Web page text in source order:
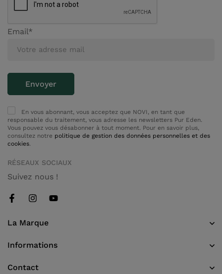
La Marque
Contact
Informations
Email*
En vous abonnant, vous acceptez que NOVI, en tant que
responsable du traitement, vous adresse les newsletters Pur Eden.
Vous pouvez vous désabonner à tout moment. Pour en savoir plus,
consultez notre politique de gestion des données personnelles et des
cookies.
RÉSEAUX SOCIAUX
Suivez nous !